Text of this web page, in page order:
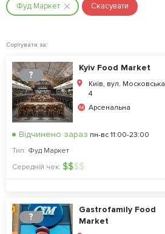
Фуд Маркет Скасувати
Сортувати за:
?
Kyiv Food Market
Київ, вул. Московська
4
Арсенальна
Відчинено зараз пн-вс 11:00-23:00
Тип: Фуд Маркет
Середній чек: $$$$
?
Gastrofamily Food
Market